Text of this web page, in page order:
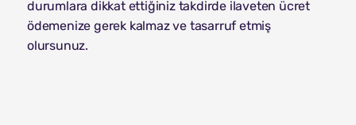
durumlara dikkat ettiğiniz takdirde ilaveten ücret
ödemenize gerek kalmaz ve tasarruf etmiş
olursunuz.